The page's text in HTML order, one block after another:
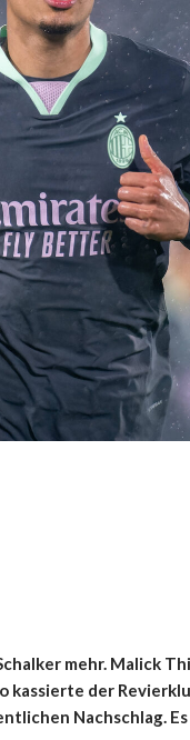
mehr. Malick
kassierte der
Nachschlag.